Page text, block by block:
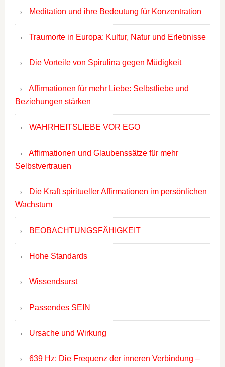
Meditation und ihre Bedeutung für Konzentration
Traumorte in Europa: Kultur, Natur und Erlebnisse
Die Vorteile von Spirulina gegen Müdigkeit
Affirmationen für mehr Liebe: Selbstliebe und
Beziehungen stärken
WAHRHEITSLIEBE VOR EGO
Affirmationen und Glaubenssätze für mehr
Selbstvertrauen
Die Kraft spiritueller Affirmationen im persönlichen
Wachstum
BEOBACHTUNGSFÄHIGKEIT
Hohe Standards
Wissendsurst
Passendes SEIN
Ursache und Wirkung
639 Hz: Die Frequenz der inneren Verbindung –